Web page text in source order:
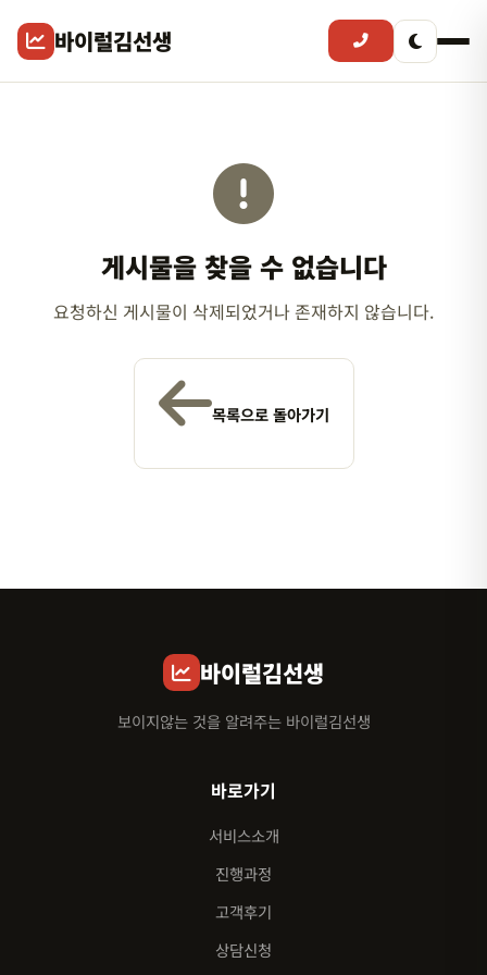
바이럴김선생
게시물을 찾을 수 없습니다
요청하신 게시물이 삭제되었거나 존재하지 않습니다.
목록으로 돌아가기
바이럴김선생
보이지않는 것을 알려주는 바이럴김선생
바로가기
서비스소개
진행과정
고객후기
상담신청